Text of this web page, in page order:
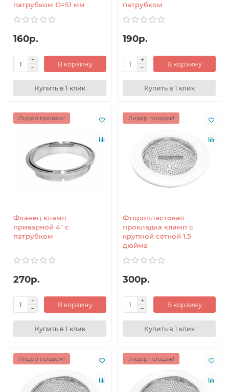
патрубком D=51 мм
160р.
В корзину
Купить в 1 клик
патрубком
190р.
В корзину
Купить в 1 клик
Лидер продаж!
Фланец кламп
приварной 4" с
патрубком
270р.
В корзину
Купить в 1 клик
Лидер продаж!
Фторопластовая
прокладка кламп с
крупной сеткой 1.5
дюйма
300р.
В корзину
Купить в 1 клик
Лидер продаж! Лидер продаж!